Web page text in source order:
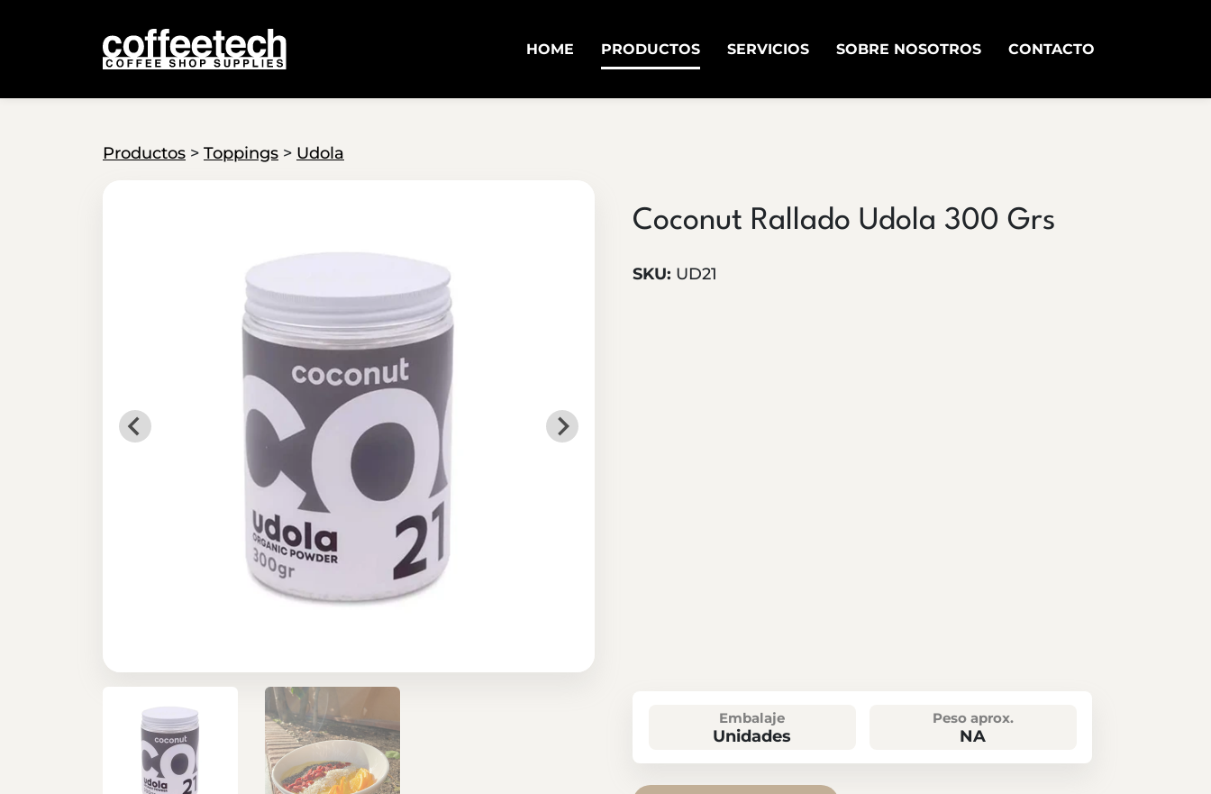
HOME PRODUCTOS SERVICIOS SOBRE NOSOTROS CONTACTO
Productos > Toppings > Udola
Coconut Rallado Udola 300 Grs
SKU: UD21
Embalaje
Unidades
Peso aprox.
NA